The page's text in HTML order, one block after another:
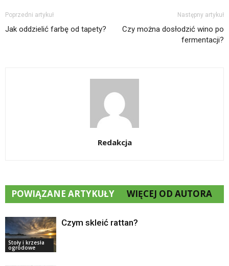
Poprzedni artykuł
Jak oddzielić farbę od tapety?
Następny artykuł
Czy można dosłodzić wino po
fermentacji?
Redakcja
POWIĄZANE ARTYKUŁY WIĘCEJ OD AUTORA
Stoły i krzesła
ogrodowe
Czym skleić rattan?